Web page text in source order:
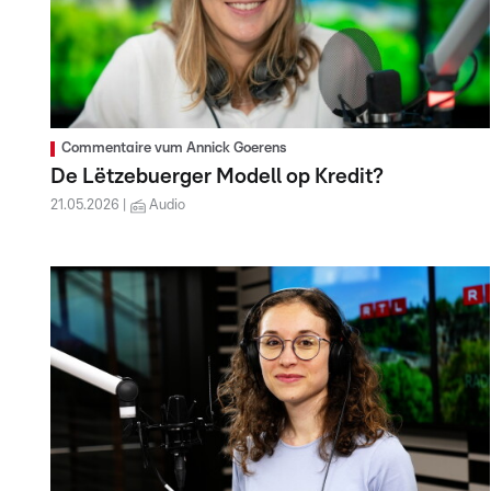
Commentaire vum Annick Goerens
De Lëtzebuerger Modell op Kredit?
21.05.2026 Audio